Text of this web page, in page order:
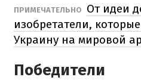
ПРИМЕЧАТЕЛЬНО
От идеи
изобретатели,
Украину на мировой
Победители